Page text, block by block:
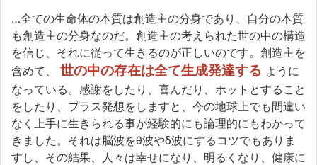
…全ての生命体の本質は創造主の分身であり、自分の本質
も創造主の分身なのだ。創造主の考えられた世の中の構造
を信じ、それに従って生きるのが正しいのです。創造主を
含めて、 世の中の存在は全て生成発達する ように
なっている。感謝をしたり、喜んだり、ホットとすること
をしたり、プラス発想をしますと、今の地球上でも間違い
なく上手に生きられる事が経験的にも論理的にもわかって
きました。それは脳波をθ波やδ波にするコツでもありま
すし、その結果、人々は幸せになり、明るくなり、健康に